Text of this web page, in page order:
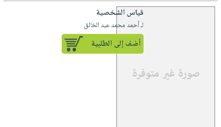
قياس الشخصية
لـ أحمد محمد عبد الخالق
أضف إلى الطلبية